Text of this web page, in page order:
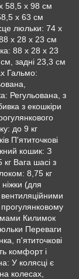
58,5 х 98 см
х 63 см
люльки: 74 х
х 28 х 23 см
88 х 28 х 23
задні 23,3 см
Гальмо:
Регульована, з
з екошкіри
до 9 кг
П'ятиточкові
кошик: З
Вага шасі з
8,75 кг
(для
мами Килимок
Переваги
п'ятиточкові
комфорт і
У колясці є
колесах,